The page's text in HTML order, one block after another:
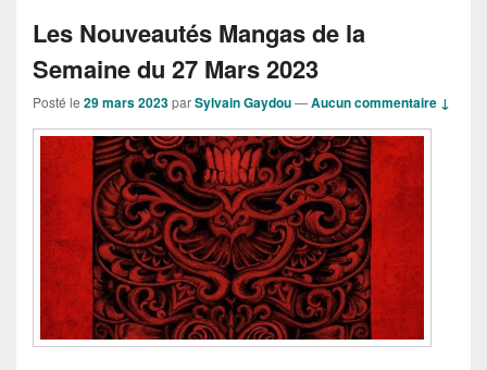
Les Nouveautés Mangas de la
Semaine du 27 Mars 2023
Posté le 29 mars 2023parSylvain Gaydou—Aucun commentaire ↓